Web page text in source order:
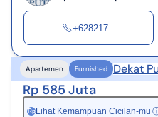
+628217...
Apartemen Furnished Dekat
Rp 585 Juta
Rp Lihat Kemampuan Cicilan-mu